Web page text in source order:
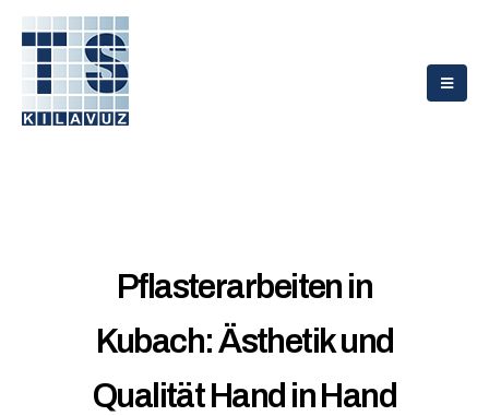
Pflasterarbeiten in
Kubach: Ästhetik und
Qualität Hand in Hand